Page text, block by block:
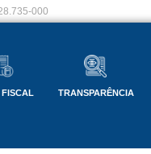
000
TRANSPARÊNCIA